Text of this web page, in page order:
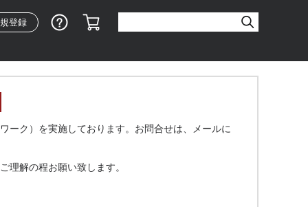
登録 ショッピングガイド
ーク）を実施しております。お問合せは、メールに
理解の程お願い致します。